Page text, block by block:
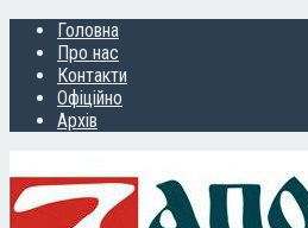
Головна
Про нас
Контакти
Офіційно
Архів